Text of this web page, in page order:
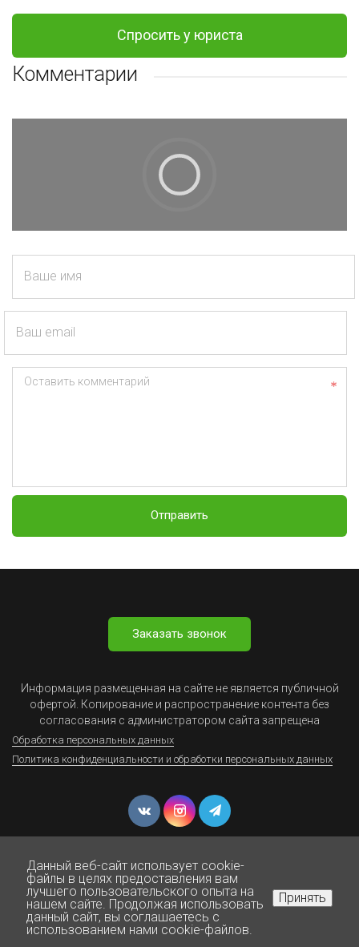
Спросить у юриста
Комментарии
Ваше имя
Ваш email
Оставить комментарий
Отправить
Заказать звонок
Информация размещенная на сайте не является публичной
офертой. Копирование и распространение контента без
согласования с администратором сайта запрещена
Обработка персональных данных
Политика конфиденциальности и обработки персональных данных
© Юрист Онлайн - Все права защищены 1999-2025
Нажмите для звонка
Данный веб-сайт использует cookie-
файлы в целях предоставления вам
лучшего пользовательского опыта на
нашем сайте. Продолжая использовать
данный сайт, вы соглашаетесь с
использованием нами cookie-файлов.
Принять